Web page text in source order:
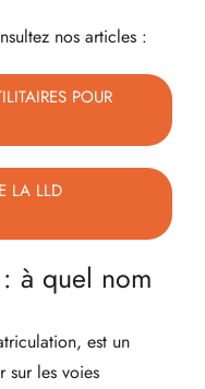
nos articles :
POUR
LA LLD
à quel nom
est un
les voies